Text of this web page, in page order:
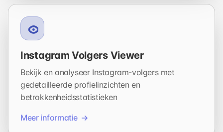
Instagram Volgers Viewer
Bekijk en analyseer Instagram-volgers met
gedetailleerde profielinzichten en
betrokkenheidsstatistieken
Meer informatie